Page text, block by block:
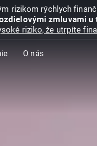
rizikom rýchlych
zmluvami
riziko, že utrpíte
O nás